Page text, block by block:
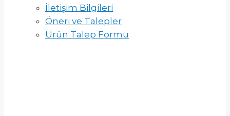
İletişim Bilgileri
Öneri ve Talepler
Ürün Talep Formu